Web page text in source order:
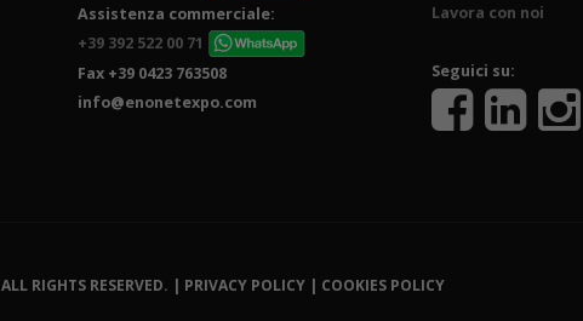
Assistenza commerciale:
+39 392 522 00 71
Fax +39 0423 763508
info@enonetexpo.com
Lavora con noi
Seguici su:
ALL RIGHTS RESERVED. | PRIVACY POLICY | COOKIES POLICY